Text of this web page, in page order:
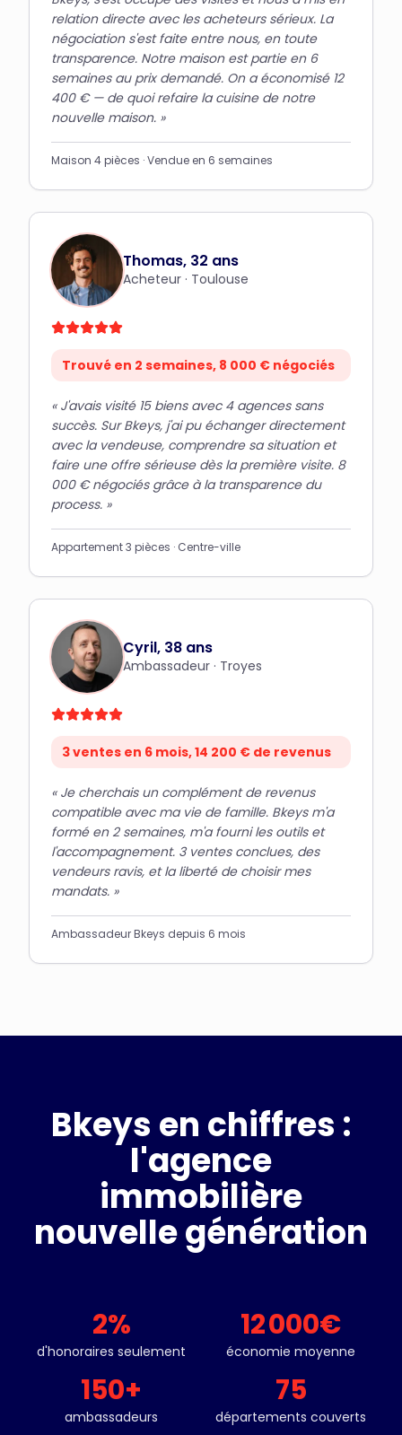
relation directe avec les acheteurs sérieux. La
négociation s'est faite entre nous, en toute
transparence. Notre maison est partie en 6
semaines au prix demandé. On a économisé 12
400 € — de quoi refaire la cuisine de notre
nouvelle maison. »
Maison 4 pièces · Vendue en 6 semaines
Thomas, 32 ans
Acheteur · Toulouse
Trouvé en 2 semaines, 8 000 € négociés
« J'avais visité 15 biens avec 4 agences sans
succès. Sur Bkeys, j'ai pu échanger directement
avec la vendeuse, comprendre sa situation et
faire une offre sérieuse dès la première visite. 8
000 € négociés grâce à la transparence du
process. »
Appartement 3 pièces · Centre-ville
Cyril, 38 ans
Ambassadeur · Troyes
3 ventes en 6 mois, 14 200 € de revenus
« Je cherchais un complément de revenus
compatible avec ma vie de famille. Bkeys m'a
formé en 2 semaines, m'a fourni les outils et
l'accompagnement. 3 ventes conclues, des
vendeurs ravis, et la liberté de choisir mes
mandats. »
Ambassadeur Bkeys depuis 6 mois
Bkeys en chiffres :
l'agence
immobilière
nouvelle génération
2%
d'honoraires seulement
12 000€
économie moyenne
150+
ambassadeurs
75
départements couverts